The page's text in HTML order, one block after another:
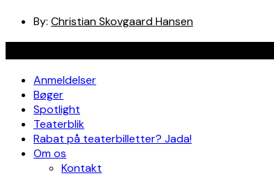
By: Christian Skovgaard Hansen
Anmeldelser
Bøger
Spotlight
Teaterblik
Rabat på teaterbilletter? Jada!
Om os
Kontakt